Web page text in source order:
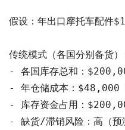
假设：年出口摩托车配件
传统模式（各国分别备货）
- 各国库存总和：
- 年仓储成本：$48,000
- 库存资金占用：
- 缺货/滞销风险：高（预